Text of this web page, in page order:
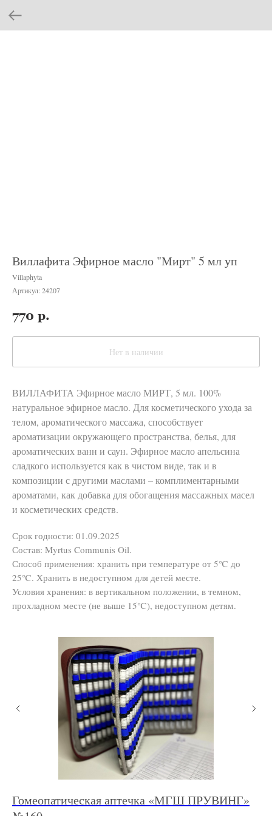
Виллафита Эфирное масло "Мирт" 5 мл уп
Villaphyta
Артикул: 24207
770 р.
Нет в наличии
ВИЛЛАФИТА Эфирное масло МИРТ, 5 мл. 100%
натуральное эфирное масло. Для косметического ухода за
телом, ароматического массажа, способствует
ароматизации окружающего пространства, белья, для
ароматических ванн и саун. Эфирное масло апельсина
сладкого используется как в чистом виде, так и в
композиции с другими маслами – комплиментарными
ароматами, как добавка для обогащения массажных масел
и косметических средств.
Срок годности: 01.09.2025
Состав: Myrtus Communis Oil.
Способ применения: хранить при температуре от 5℃ до
25℃. Хранить в недоступном для детей месте.
Условия хранения: в вертикальном положении, в темном,
прохладном месте (не выше 15℃), недоступном детям.
Гомеопатическая аптечка «МГШ ПРУВИНГ»